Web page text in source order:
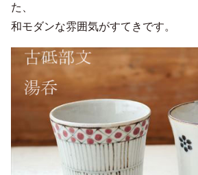
た、
和モダンな雰囲気がすてきです。